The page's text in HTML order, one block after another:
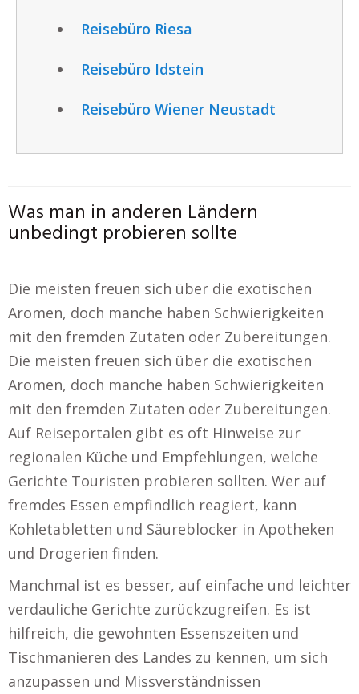
Reisebüro Riesa
Reisebüro Idstein
Reisebüro Wiener Neustadt
Was man in anderen Ländern
unbedingt probieren sollte
Die meisten freuen sich über die exotischen
Aromen, doch manche haben Schwierigkeiten
mit den fremden Zutaten oder Zubereitungen.
Die meisten freuen sich über die exotischen
Aromen, doch manche haben Schwierigkeiten
mit den fremden Zutaten oder Zubereitungen.
Auf Reiseportalen gibt es oft Hinweise zur
regionalen Küche und Empfehlungen, welche
Gerichte Touristen probieren sollten. Wer auf
fremdes Essen empfindlich reagiert, kann
Kohletabletten und Säureblocker in Apotheken
und Drogerien finden.
Manchmal ist es besser, auf einfache und leichter
verdauliche Gerichte zurückzugreifen. Es ist
hilfreich, die gewohnten Essenszeiten und
Tischmanieren des Landes zu kennen, um sich
anzupassen und Missverständnissen